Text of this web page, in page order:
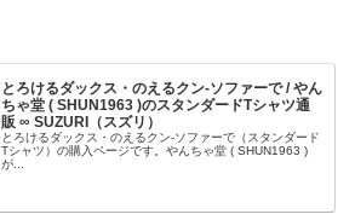
とろけるダックス・のえるクン-ソファーで / やん
ちゃ堂 ( SHUN1963 )のスタンダードTシャツ通
販 ∞ SUZURI（スズリ）
とろけるダックス・のえるクン-ソファーで（スタンダード
Tシャツ）の購入ページです。やんちゃ堂 ( SHUN1963 )
が...